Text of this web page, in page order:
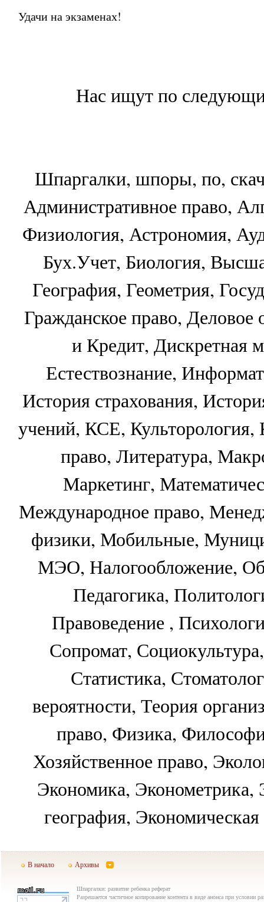
Удачи на экзаменах!
Нас ищут по
Шпаргалки, шпоры, по,
Административное право,
Физиология, Астрономия,
Бух.Учет, Биология,
География, Геометрия,
Гражданское право,
и Кредит, Дискретная
Естествознание,
История страхования,
учений, КСЕ, Культорология,
право, Литература,
Маркетинг,
Международное право,
физики, Мобильные,
МЭО, Налогообложение,
Педагогика,
Правоведение ,
Сопромат,
Статистика,
вероятности, Теория
право, Физика,
Хозяйственное право,
Экономика, Эконометрика,
география,
В начало Архивы
Шпаргалки: развитие ребенка реферат
Разрешается частичное копирование контента в виде анонса при условии